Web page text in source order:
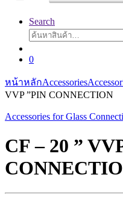
Search
ค้นหา:
0
หน้าหลักAccessories
VVP ”PIN CONNECTION
Accessories for Glass
CF – 20 ”